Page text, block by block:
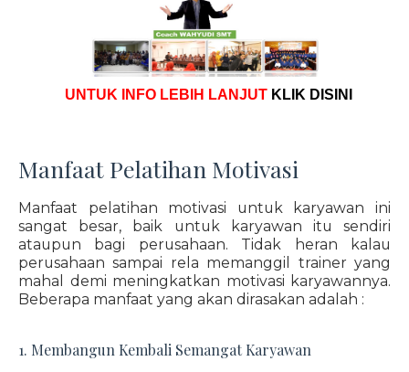
UNTUK INFO LEBIH LANJUT KLIK DISINI
Manfaat Pelatihan Motivasi
Manfaat pelatihan motivasi untuk karyawan ini
sangat besar, baik untuk karyawan itu sendiri
ataupun bagi perusahaan. Tidak heran kalau
perusahaan sampai rela memanggil trainer yang
mahal demi meningkatkan motivasi karyawannya.
Beberapa manfaat yang akan dirasakan adalah :
1. Membangun Kembali Semangat Karyawan